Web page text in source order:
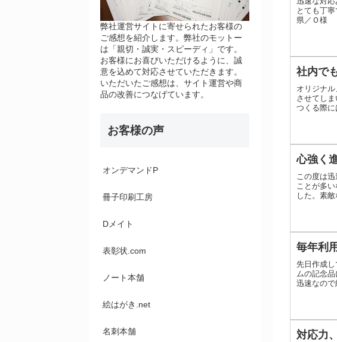
とても丁
県／Ｏ様
社内で
オリジナ
させてし
つくる際に
心強く
この度は
ことが多
した。素
毎年利
先日作成
ムの記念
迅速なの
対応力
弊社運営サイトに寄せられたお客様の
ご感想を紹介します。弊社のモットー
は「親切・誠実・スピーディ」です。
お客様にお喜びいただけるように、誠
意を込めて対応させていただきます。
いただいたご感想は、サイト運営や商
品の改善につなげています。
お客様の声
オンデマンドP
冊子印刷工房
Dメイト
表彰状.com
ノート本舗
絵はがき.net
名刺本舗